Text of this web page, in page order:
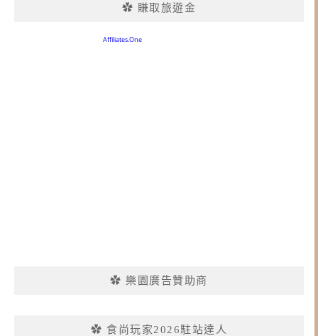
✿ 賺取旅遊金
✿ 樂園廣告贊助商
✿ 食尚玩家2026駐站達人